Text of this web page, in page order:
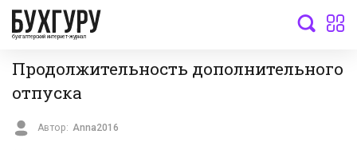
бухгалтерский интернет-журнал
Продолжительность дополнительного
отпуска
Автор: Anna2016